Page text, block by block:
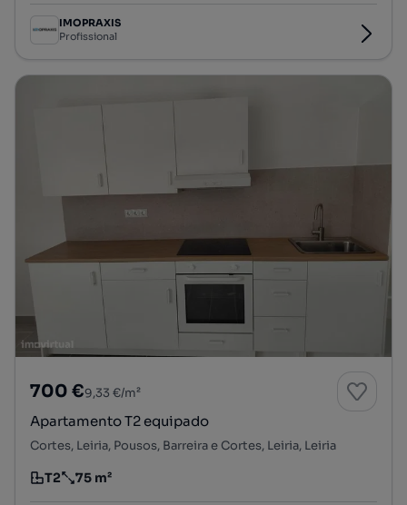
IMOPRAXIS
Profissional
700 €9,33 €/m²
Apartamento T2 equipado
Cortes, Leiria, Pousos, Barreira e Cortes, Leiria, Leiria
Tipologia
T2
Preço por metro quadrado
75 m²